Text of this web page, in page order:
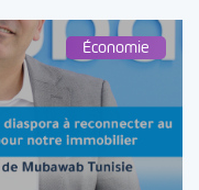
Économie